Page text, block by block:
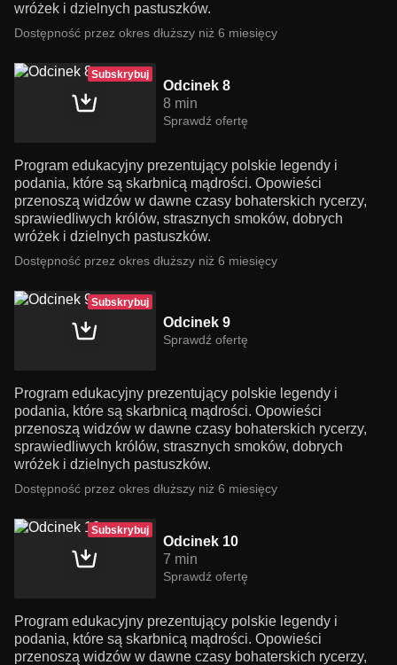
wróżek i dzielnych pastuszków.
Dostępność przez okres dłuższy niż 6 miesięcy
Subskrybuj
Odcinek 8
8 min
Sprawdź ofertę
Program edukacyjny prezentujący polskie legendy i
podania, które są skarbnicą mądrości. Opowieści
przenoszą widzów w dawne czasy bohaterskich rycerzy,
sprawiedliwych królów, strasznych smoków, dobrych
wróżek i dzielnych pastuszków.
Dostępność przez okres dłuższy niż 6 miesięcy
Subskrybuj
Odcinek 9
Sprawdź ofertę
Program edukacyjny prezentujący polskie legendy i
podania, które są skarbnicą mądrości. Opowieści
przenoszą widzów w dawne czasy bohaterskich rycerzy,
sprawiedliwych królów, strasznych smoków, dobrych
wróżek i dzielnych pastuszków.
Dostępność przez okres dłuższy niż 6 miesięcy
Subskrybuj
Odcinek 10
7 min
Sprawdź ofertę
Program edukacyjny prezentujący polskie legendy i
podania, które są skarbnicą mądrości. Opowieści
przenoszą widzów w dawne czasy bohaterskich rycerzy,